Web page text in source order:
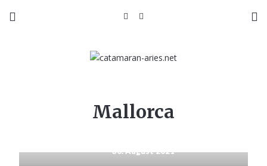
Mallorca
30. August 2021